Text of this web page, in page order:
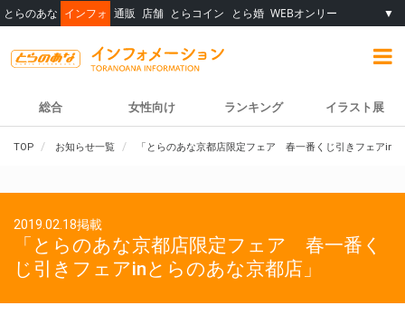
とらのあな インフォ 通販 店舗 とらコイン とら婚 WEBオンリー ▼
総合 女性向け ランキング イラスト展
TOP お知らせ一覧 「とらのあな京都店限定フェア 春一番くじ引きフェアin
2019.02.18掲載
「とらのあな京都店限定フェア 春一番く
じ引きフェアinとらのあな京都店」